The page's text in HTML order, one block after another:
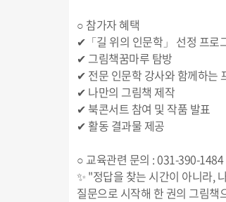
○ 참가자 혜택
✔「길 위의 인문학」 선정 프로
✔ 그림책꿈마루 탐방
✔ 전문 인문학 강사와 함께하는
✔ 나만의 그림책 제작
✔ 북콘서트 참여 및 작품 발표
✔ 활동 결과물 제공
○ 교육관련 문의 : 031-390-1484
✨ "정답을 찾는 시간이 아니라,
질문으로 시작해 한 권의 그림